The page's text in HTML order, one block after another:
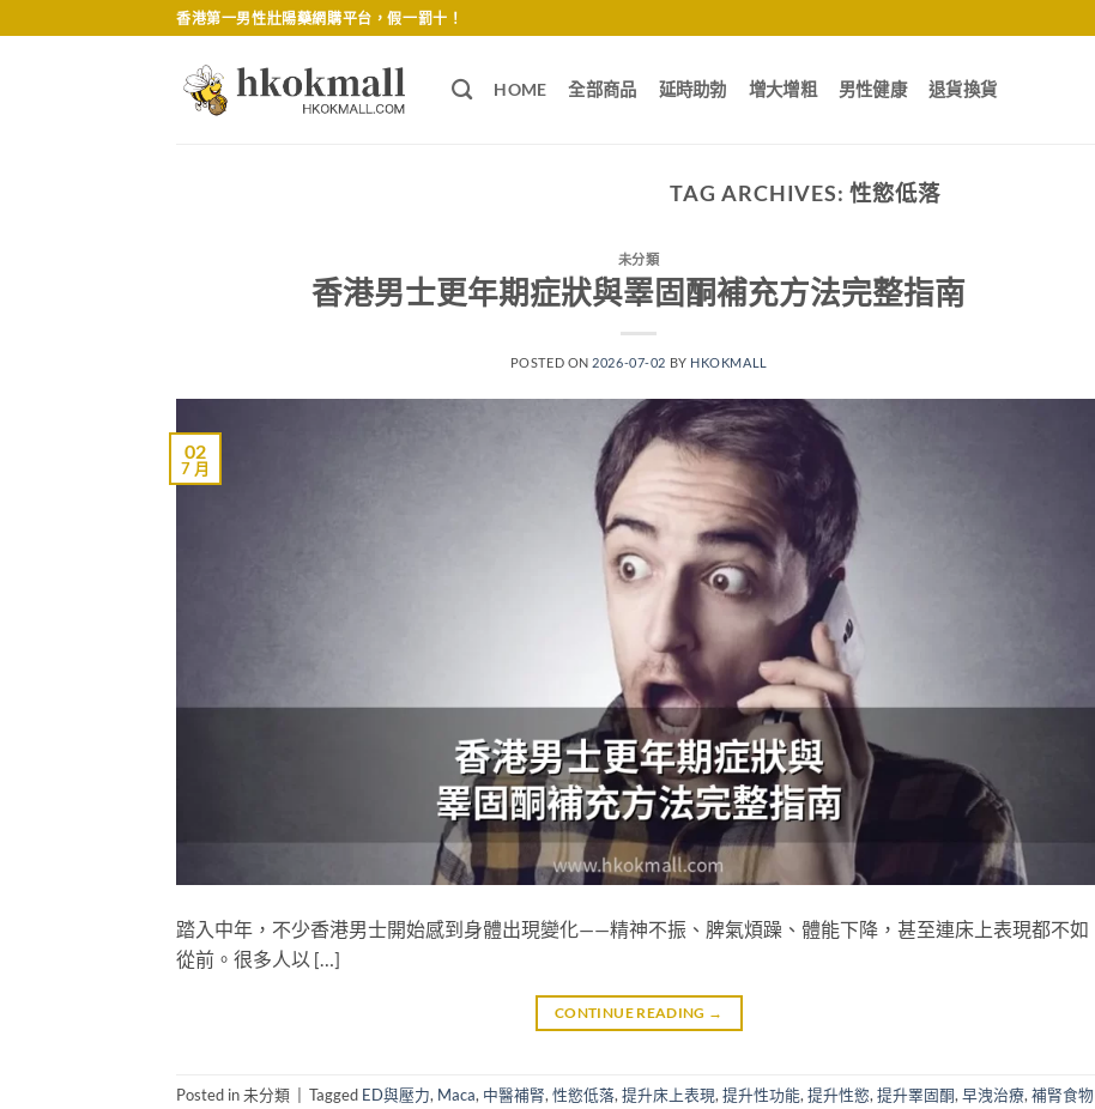
to
香港第一男性壯陽藥網購平台，假一罰十！
HOME 全部商品 延時助勃 增大增粗 男性健康 退貨換貨
TAG ARCHIVES:性慾低落
未分類
香港男士更年期症狀與睪固酮補充方法完整指南
POSTED ON 2026-07-02 BY HKOKMALL
02
7 月
踏入中年，不少香港男士開始感到身體出現變化——精神不振、脾氣煩躁、體能下降，甚至連床上表現都不如
從前。很多人以 […]
CONTINUE READING →
Posted in 未分類 Tagged ED與壓力, Maca, 中醫補腎, 性慾低落, 提升床上表現, 提升性功能, 提升性慾, 提升睪固酮, 早洩治療, 補腎食物